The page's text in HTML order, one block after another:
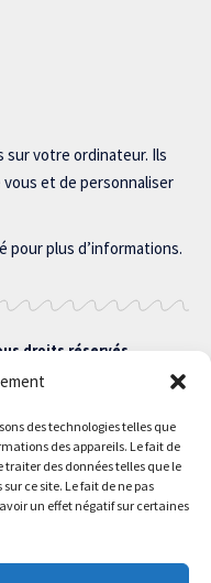
des technologies telles que
des appareils. Le fait de
des données telles que le
ce site. Le fait de ne pas
un effet négatif sur certaines
votre ordinateur. Ils
et de personnaliser
plus d’informations.
droits réservés.